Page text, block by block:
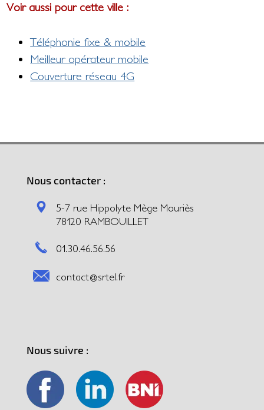
Voir aussi pour cette ville :
Téléphonie fixe & mobile
Meilleur opérateur mobile
Couverture réseau 4G
Nous contacter :
5-7 rue Hippolyte Mège Mouriès
78120 RAMBOUILLET
01.30.46.56.56
contact@srtel.fr
Nous suivre :